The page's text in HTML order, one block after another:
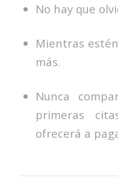
No hay que
Mientras
más.
Nunca
primeras
ofrecerá a